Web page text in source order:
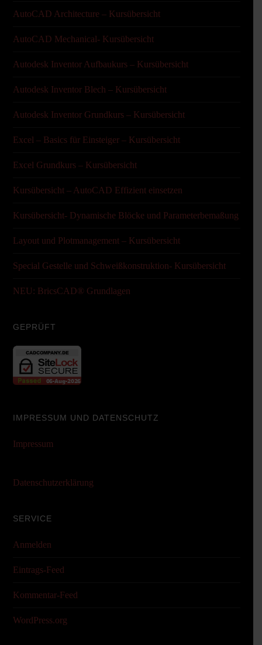
AutoCAD Architecture – Kursübersicht
AutoCAD Mechanical- Kursübersicht
Autodesk Inventor Aufbaukurs – Kursübersicht
Autodesk Inventor Blech – Kursübersicht
Autodesk Inventor Grundkurs – Kursübersicht
Excel – Basics für Einsteiger – Kursübersicht
Excel Grundkurs – Kursübersicht
Kursübersicht – AutoCAD Effizient einsetzen
Kursübersicht- Dynamische Blöcke und Parameterbemaßung
Layout und Plotmanagement – Kursübersicht
Special Gestelle und Schweißkonstruktion- Kursübersicht
NEU: BricsCAD® Grundlagen
GEPRÜFT
IMPRESSUM UND DATENSCHUTZ
Impressum
Datenschutzerklärung
SERVICE
Anmelden
Eintrags-Feed
Kommentar-Feed
WordPress.org